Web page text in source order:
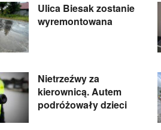
Ulica Biesak zostanie
wyremontowana
Nietrzeźwy za
kierownicą. Autem
podróżowały dzieci